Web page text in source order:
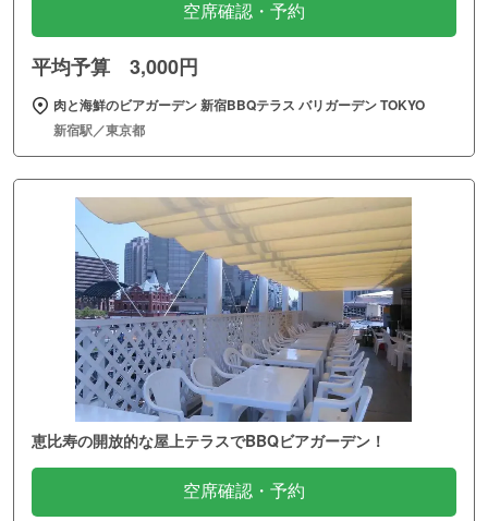
空席確認・予約
平均予算 3,000円
肉と海鮮のビアガーデン 新宿BBQテラス バリガーデン TOKYO
新宿駅／東京都
恵比寿の開放的な屋上テラスでBBQビアガーデン！
空席確認・予約